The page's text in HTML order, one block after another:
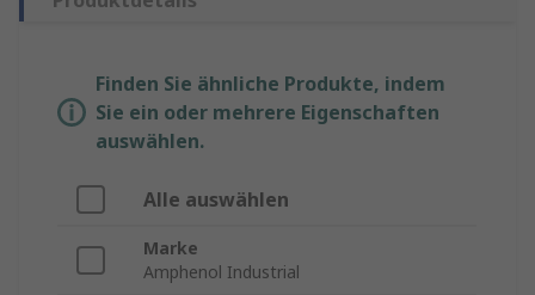
Finden Sie ähnliche Produkte, indem
Sie ein oder mehrere Eigenschaften
auswählen.
Alle auswählen
Marke
Amphenol Industrial